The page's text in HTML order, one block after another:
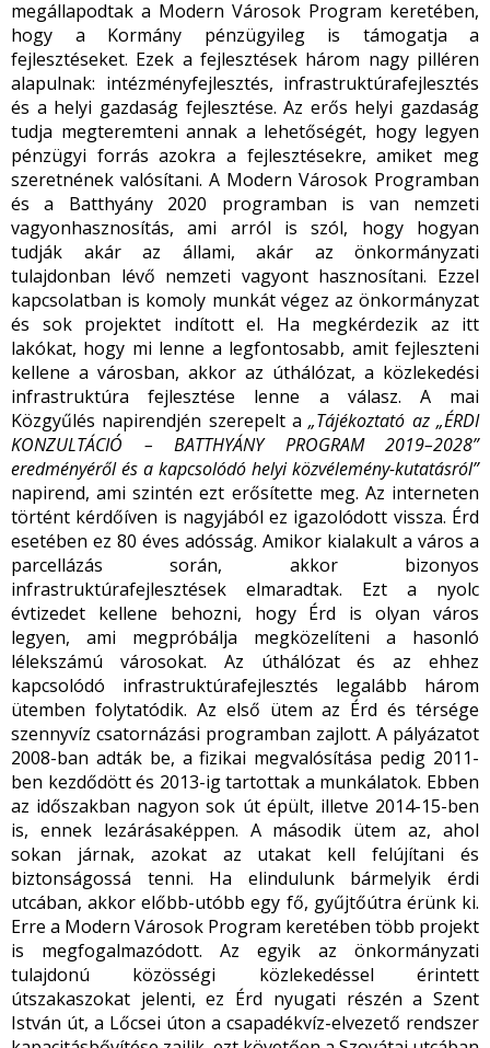
megállapodtak a Modern Városok Program keretében,
hogy a Kormány pénzügyileg is támogatja a
fejlesztéseket. Ezek a fejlesztések három nagy pilléren
alapulnak: intézményfejlesztés, infrastruktúrafejlesztés
és a helyi gazdaság fejlesztése. Az erős helyi gazdaság
tudja megteremteni annak a lehetőségét, hogy legyen
pénzügyi forrás azokra a fejlesztésekre, amiket meg
szeretnének valósítani. A Modern Városok Programban
és a Batthyány 2020 programban is van nemzeti
vagyonhasznosítás, ami arról is szól, hogy hogyan
tudják akár az állami, akár az önkormányzati
tulajdonban lévő nemzeti vagyont hasznosítani. Ezzel
kapcsolatban is komoly munkát végez az önkormányzat
és sok projektet indított el. Ha megkérdezik az itt
lakókat, hogy mi lenne a legfontosabb, amit fejleszteni
kellene a városban, akkor az úthálózat, a közlekedési
infrastruktúra fejlesztése lenne a válasz. A mai
Közgyűlés napirendjén szerepelt a„Tájékoztató az „ÉRDI
KONZULTÁCIÓ – BATTHYÁNY PROGRAM 2019–2028”
eredményéről és a kapcsolódó helyi közvélemény-kutatásról”
napirend, ami szintén ezt erősítette meg. Az interneten
történt kérdőíven is nagyjából ez igazolódott vissza. Érd
esetében ez 80 éves adósság. Amikor kialakult a város a
parcellázás során, akkor bizonyos
infrastruktúrafejlesztések elmaradtak. Ezt a nyolc
évtizedet kellene behozni, hogy Érd is olyan város
legyen, ami megpróbálja megközelíteni a hasonló
lélekszámú városokat. Az úthálózat és az ehhez
kapcsolódó infrastruktúrafejlesztés legalább három
ütemben folytatódik. Az első ütem az Érd és térsége
szennyvíz csatornázási programban zajlott. A pályázatot
2008-ban adták be, a fizikai megvalósítása pedig 2011-
ben kezdődött és 2013-ig tartottak a munkálatok. Ebben
az időszakban nagyon sok út épült, illetve 2014-15-ben
is, ennek lezárásaképpen. A második ütem az, ahol
sokan járnak, azokat az utakat kell felújítani és
biztonságossá tenni. Ha elindulunk bármelyik érdi
utcában, akkor előbb-utóbb egy fő, gyűjtőútra érünk ki.
Erre a Modern Városok Program keretében több projekt
is megfogalmazódott. Az egyik az önkormányzati
tulajdonú közösségi közlekedéssel érintett
útszakaszokat jelenti, ez Érd nyugati részén a Szent
István út, a Lőcsei úton a csapadékvíz-elvezető rendszer